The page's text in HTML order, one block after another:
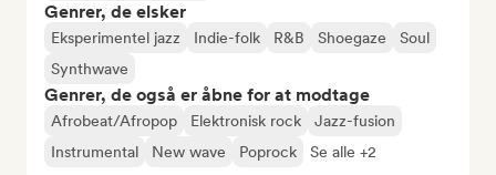
Genrer, de elsker
Eksperimentel jazz Indie-folk R&B Shoegaze
Soul
Synthwave
Genrer, de også er åbne for at modtage
Afrobeat/Afropop Elektronisk rock
Jazz-fusion
Instrumental
New wave Poprock Se alle +2